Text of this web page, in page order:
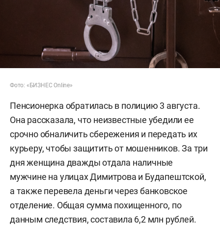
Фото: «БИЗНЕС Online»
Пенсионерка обратилась в полицию 3 августа.
Она рассказала, что неизвестные убедили ее
срочно обналичить сбережения и передать их
курьеру, чтобы защитить от мошенников. За три
дня женщина дважды отдала наличные
мужчине на улицах Димитрова и Будапештской,
а также перевела деньги через банковское
отделение. Общая сумма похищенного, по
данным следствия, составила 6,2 млн рублей.